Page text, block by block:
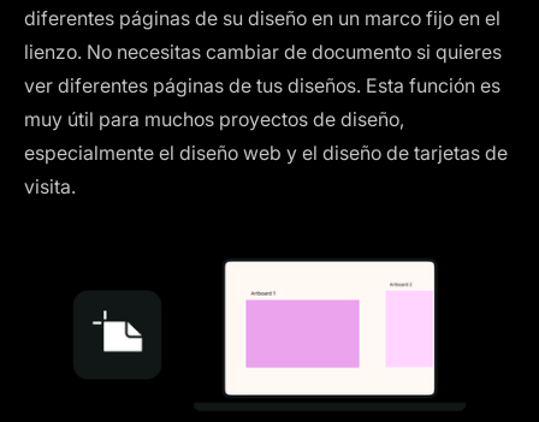
diferentes páginas de su diseño en un marco fijo en el
lienzo. No necesitas cambiar de documento si quieres
ver diferentes páginas de tus diseños. Esta función es
muy útil para muchos proyectos de diseño,
especialmente el diseño web y el diseño de tarjetas de
visita.